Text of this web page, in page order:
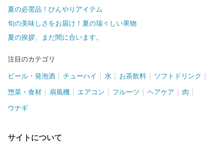
夏の必需品！ひんやりアイテム
旬の美味しさをお届け！夏の瑞々しい果物
夏の挨拶、まだ間に合います。
注目のカテゴリ
ビール・発泡酒 チューハイ 水 お茶飲料 ソフトドリンク
惣菜・食材 扇風機 エアコン フルーツ ヘアケア 肉
ウナギ
サイトについて